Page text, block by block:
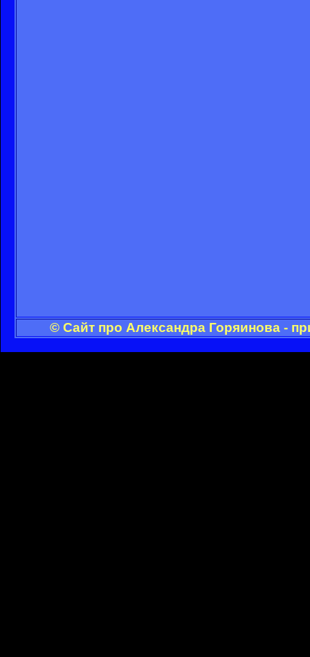
© Сайт про Александра Горяинова -